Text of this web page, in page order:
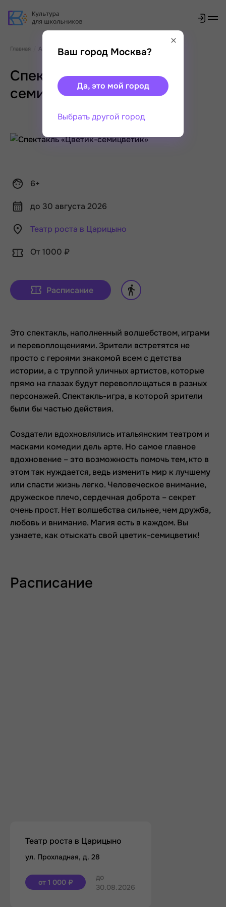
Главная Афиша Спектакль «Цветик-семицветик»
Спектакль «Цветик-
семицветик»
6+
до 30 августа 2026
Театр роста в Царицыно
От 1000 ₽
Расписание
Это спектакль, наполненный волшебством, играми
и перевоплощениями. Зрители встретятся не
просто с героями знакомой всем с детства
истории, а с труппой уличных артистов, которые
прямо на глазах будут перевоплощаться в разных
персонажей. Спектакль-игра, в которой зрители
были бы частью действия.
Создатели вдохновлялись итальянским театром и
масками комедии дель арте. Но самое главное
вдохновение – это возможность помочь тем, кто в
этом так нуждается, ведь изменить мир к лучшему
или спасти жизнь легко. Человеческое внимание,
дружеское плечо, сердечная доброта – секрет
очень прост. Нет волшебства сильнее, чем дружба,
любовь и внимание. Магия есть в каждом. Вы
узнаете, как отыскать свой цветик-семицветик!
Расписание
Театр роста в Царицыно
ул. Прохладная, д. 28
от 1 000 ₽
до
30.08.2026
Ваш город Москва?
Да, это мой город
Выбрать другой город